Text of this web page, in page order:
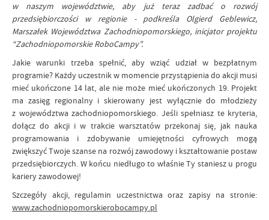
w naszym województwie, aby już teraz zadbać o rozwój
przedsiębiorczości w regionie - podkreśla Olgierd Geblewicz,
Marszałek Województwa Zachodniopomorskiego, inicjator projektu
“Zachodniopomorskie RoboCampy”.
Jakie warunki trzeba spełnić, aby wziąć udział w bezpłatnym
programie? Każdy uczestnik w momencie przystąpienia do akcji musi
mieć ukończone 14 lat, ale nie może mieć ukończonych 19. Projekt
ma zasięg regionalny i skierowany jest wyłącznie do młodzieży
z województwa zachodniopomorskiego. Jeśli spełniasz te kryteria,
dołącz do akcji i w trakcie warsztatów przekonaj się, jak nauka
programowania i zdobywanie umiejętności cyfrowych mogą
zwiększyć Twoje szanse na rozwój zawodowy i kształtowanie postaw
przedsiębiorczych. W końcu niedługo to właśnie Ty staniesz u progu
kariery zawodowej!
Szczegóły akcji, regulamin uczestnictwa oraz zapisy na stronie:
www.zachodniopomorskierobocampy.pl